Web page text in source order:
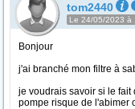
tom2440
Le 24/05/2023 à
Bonjour
j'ai branché mon filtre à
je voudrais savoir si le
pompe risque de l'abimer